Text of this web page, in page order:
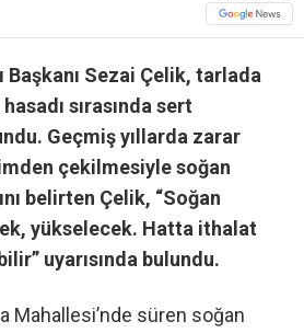
Başkanı Sezai Çelik, tarlada
sırasında sert
Geçmiş yıllarda zarar
çekilmesiyle soğan
belirten Çelik, “Soğan
yükselecek. Hatta ithalat
uyarısında bulundu.
Mahallesi’nde süren soğan